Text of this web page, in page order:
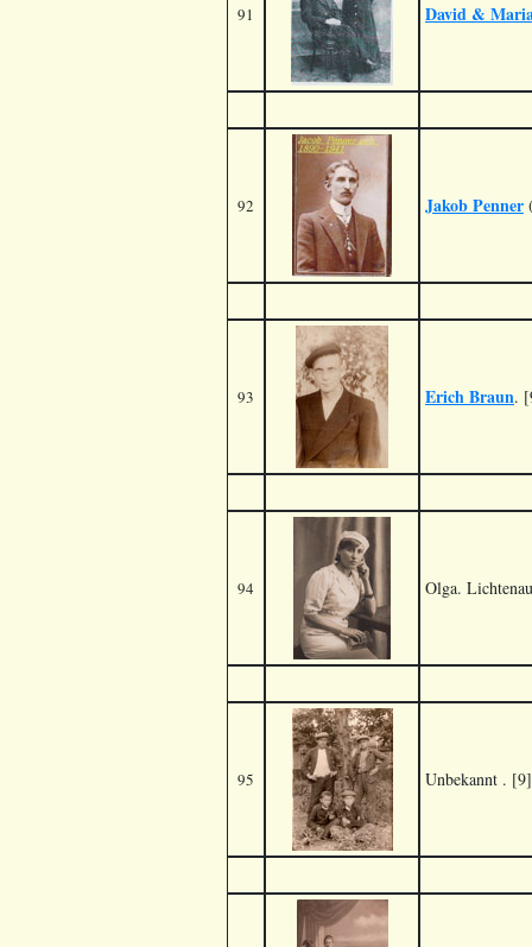
91 David &
92 Jakob Penner
93 Erich Braun.
94 Olga.
95 Unbekannt . [9]